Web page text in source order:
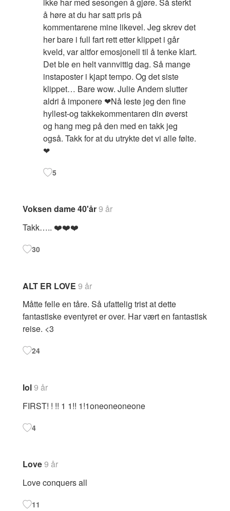
å høre at du har satt pris på
kommentarene mine likevel. Jeg skrev det
her bare i full fart rett etter klippet i går
kveld, var altfor emosjonell til å tenke klart.
Det ble en helt vannvittig dag. Så mange
instaposter i kjapt tempo. Og det siste
klippet… Bare wow. Julie Andem slutter
aldri å imponere ❤Nå leste jeg den fine
hyllest-og takkekommentaren din øverst
og hang meg på den med en takk jeg
også. Takk for at du utrykte det vi alle følte.
❤
5
Voksen dame 40'år9 år
Takk….. ❤️❤️❤️
30
ALT ER LOVE 9 år
Måtte felle en tåre. Så ufattelig trist at dette
fantastiske eventyret er over. Har vært en fantastisk
reise. <3
24
lol9 år
FIRST! ! !! 1 1!! 1!1oneoneoneone
4
Love9 år
Love conquers all
11